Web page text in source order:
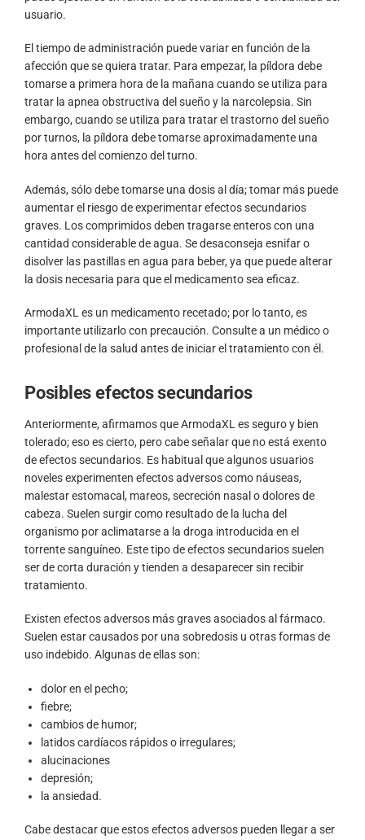
usuario.
El tiempo de administración puede variar en función de la
afección que se quiera tratar. Para empezar, la píldora debe
tomarse a primera hora de la mañana cuando se utiliza para
tratar la apnea obstructiva del sueño y la narcolepsia. Sin
embargo, cuando se utiliza para tratar el trastorno del sueño
por turnos, la píldora debe tomarse aproximadamente una
hora antes del comienzo del turno.
Además, sólo debe tomarse una dosis al día; tomar más puede
aumentar el riesgo de experimentar efectos secundarios
graves. Los comprimidos deben tragarse enteros con una
cantidad considerable de agua. Se desaconseja esnifar o
disolver las pastillas en agua para beber, ya que puede alterar
la dosis necesaria para que el medicamento sea eficaz.
ArmodaXL es un medicamento recetado; por lo tanto, es
importante utilizarlo con precaución. Consulte a un médico o
profesional de la salud antes de iniciar el tratamiento con él.
Posibles efectos secundarios
Anteriormente, afirmamos que ArmodaXL es seguro y bien
tolerado; eso es cierto, pero cabe señalar que no está exento
de efectos secundarios. Es habitual que algunos usuarios
noveles experimenten efectos adversos como náuseas,
malestar estomacal, mareos, secreción nasal o dolores de
cabeza. Suelen surgir como resultado de la lucha del
organismo por aclimatarse a la droga introducida en el
torrente sanguíneo. Este tipo de efectos secundarios suelen
ser de corta duración y tienden a desaparecer sin recibir
tratamiento.
Existen efectos adversos más graves asociados al fármaco.
Suelen estar causados por una sobredosis u otras formas de
uso indebido. Algunas de ellas son:
dolor en el pecho;
fiebre;
cambios de humor;
latidos cardíacos rápidos o irregulares;
alucinaciones
depresión;
la ansiedad.
Cabe destacar que estos efectos adversos pueden llegar a ser